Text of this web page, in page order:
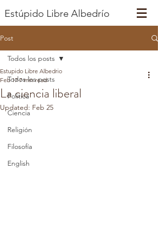
Estúpido Libre Albedrío
Post
Todos los posts
Politica
Ciencia
Religión
Filosofía
English
Todos los posts
La ciencia liberal
Estupido Libre Albedrio
Feb 17 7 min read
Updated: Feb 25